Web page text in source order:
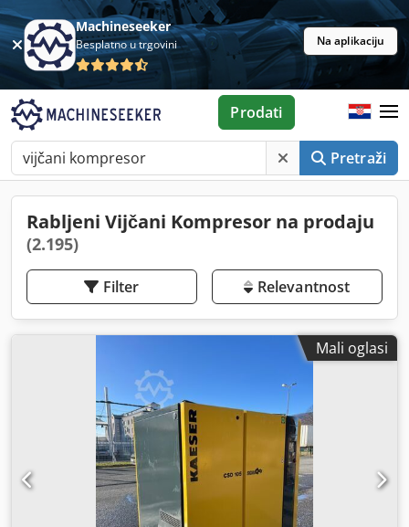
Machineseeker
Besplatno u trgovini Na aplikaciju
Pretraži
Prodati
Rabljeni Vijčani Kompresor na prodaju
(2.195)
Filter Relevantnost
Mali oglasi